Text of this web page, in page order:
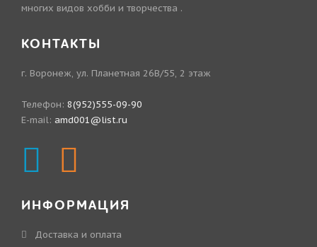
многих видов хобби и творчества .
КОНТАКТЫ
г. Воронеж, ул. Планетная 26В/55, 2 этаж
Телефон: 8(952)555-09-90
E-mail: amd001@list.ru
ИНФОРМАЦИЯ
Доставка и оплата